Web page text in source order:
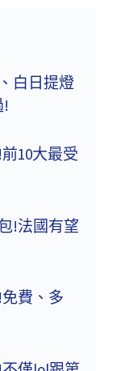
白日提燈
!
10大最受
!法國有望
免費、多